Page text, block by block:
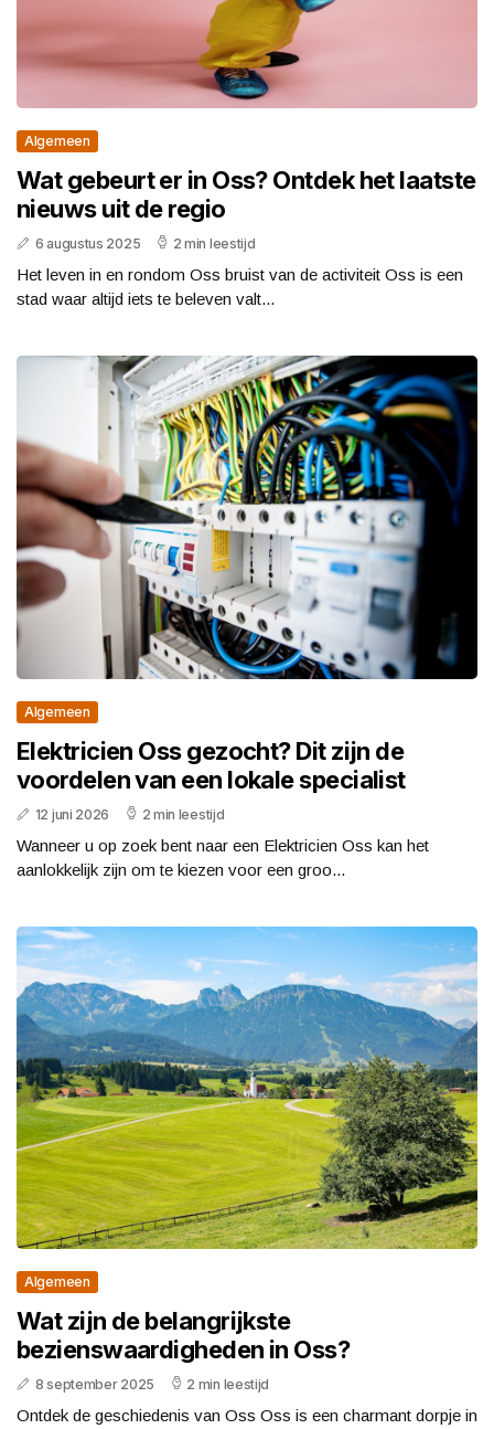
Algemeen
Wat gebeurt er in Oss? Ontdek het laatste
nieuws uit de regio
6 augustus 2025 2 min leestijd
Het leven in en rondom Oss bruist van de activiteit Oss is een
stad waar altijd iets te beleven valt...
Algemeen
Elektricien Oss gezocht? Dit zijn de
voordelen van een lokale specialist
12 juni 2026 2 min leestijd
Wanneer u op zoek bent naar een Elektricien Oss kan het
aanlokkelijk zijn om te kiezen voor een groo...
Algemeen
Wat zijn de belangrijkste
bezienswaardigheden in Oss?
8 september 2025 2 min leestijd
Ontdek de geschiedenis van Oss Oss is een charmant dorpje in